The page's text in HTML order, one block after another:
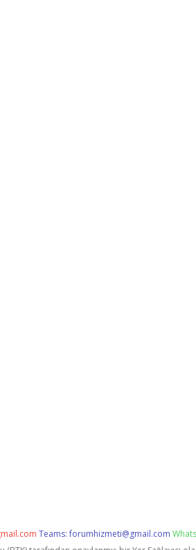
Teams:forumhizmeti@gmail.com